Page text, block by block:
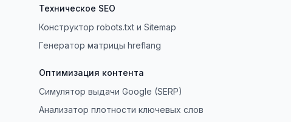
Техническое SEO
Конструктор robots.txt и Sitemap
Генератор матрицы hreflang
Оптимизация контента
Симулятор выдачи Google (SERP)
Анализатор плотности ключевых слов